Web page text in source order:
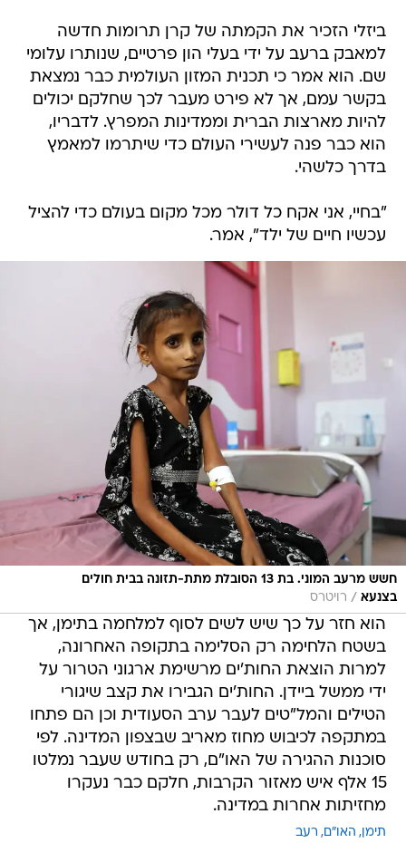
ביזלי הזכיר את הקמתה של קרן תרומות חדשה
למאבק ברעב על ידי בעלי הון פרטיים, שנותרו עלומי
שם. הוא אמר כי תכנית המזון העולמית כבר נמצאת
בקשר עמם, אך לא פירט מעבר לכך שחלקם יכולים
להיות מארצות הברית וממדינות המפרץ. לדבריו,
הוא כבר פנה לעשירי העולם כדי שיתרמו למאמץ
בדרך כלשהי.
"בחיי, אני אקח כל דולר מכל מקום בעולם כדי להציל
עכשיו חיים של ילד", אמר.
חשש מרעב המוני. בת 13 הסובלת מתת-תזונה בבית חולים
בצנעא / רויטרס
הוא חזר על כך שיש לשים לסוף למלחמה בתימן, אך
בשטח הלחימה רק הסלימה בתקופה האחרונה,
למרות הוצאת החות'ים מרשימת ארגוני הטרור על
ידי ממשל ביידן. החות'ים הגבירו את קצב שיגורי
הטילים והמל"טים לעבר ערב הסעודית וכן הם פתחו
במתקפה לכיבוש מחוז מאריב שבצפון המדינה. לפי
סוכנות ההגירה של האו"ם, רק בחודש שעבר נמלטו
15 אלף איש מאזור הקרבות, חלקם כבר נעקרו
מחזיתות אחרות במדינה.
תימן האו"ם רעב